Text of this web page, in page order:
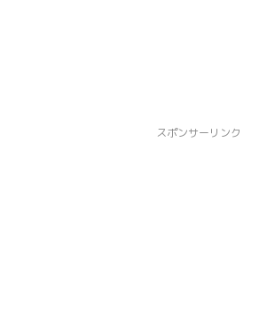
スポンサーリンク